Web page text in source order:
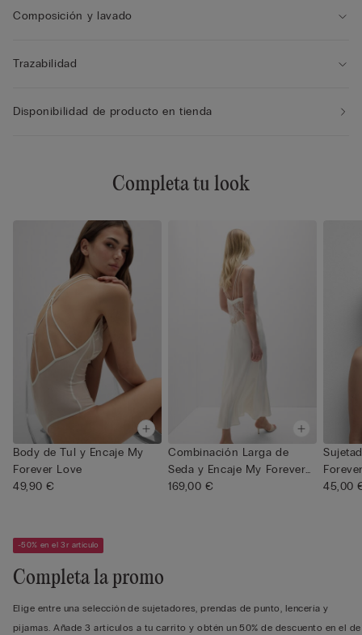
Composición y lavado
Trazabilidad
Disponibilidad de producto en tienda
Completa tu look
Body de Tul y Encaje My
Forever Love
49,90 €
Combinación Larga de
Seda y Encaje My Forever
Love
169,00 €
45,00
-50% en el 3r artículo
Completa la promo
Elige entre una selección de sujetadores, prendas de punto, lencería y
pijamas. Añade 3 artículos a tu carrito y obtén un 50% de descuento en el de